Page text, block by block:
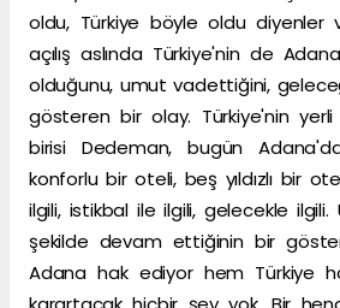
oldu, Türkiye böyle oldu diyenler
açılış aslında Türkiye'nin de
olduğunu, umut vadettiğini,
gösteren bir olay. Türkiye'nin yerli
birisi Dedeman, bugün
konforlu bir oteli, beş yıldızlı bir
ilgili, istikbal ile ilgili, gelecekle ilgili.
şekilde devam ettiğinin bir
Adana hak ediyor hem Türkiye